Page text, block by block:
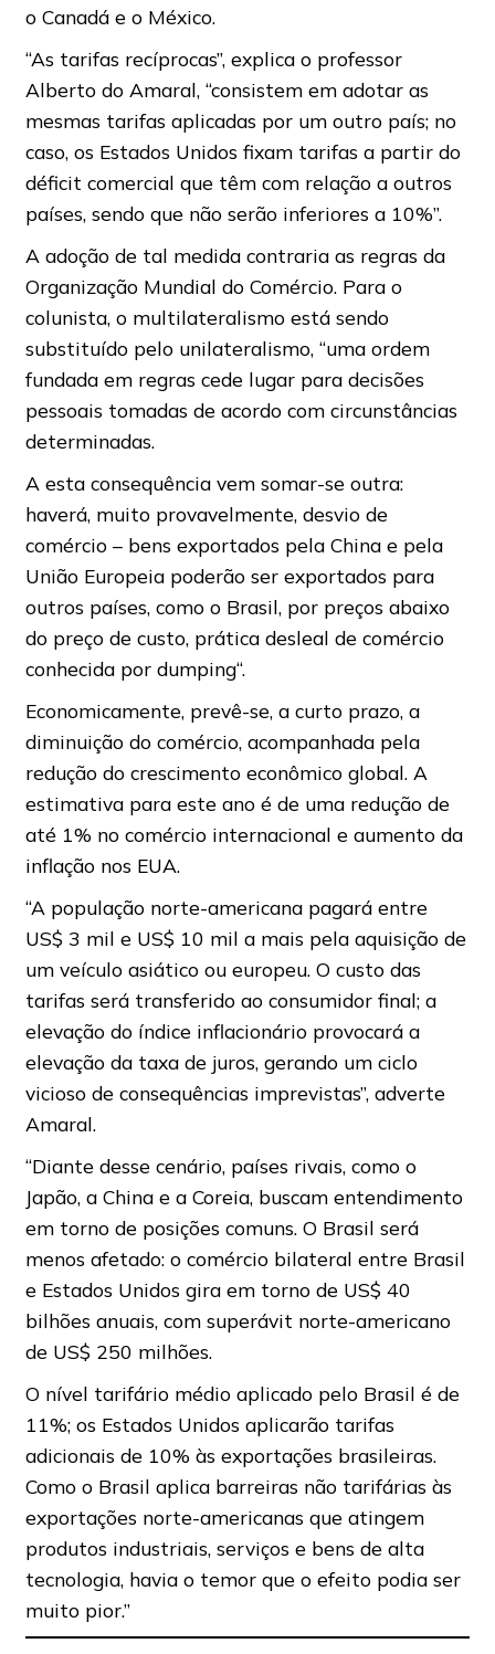
o Canadá e o México.
“As tarifas recíprocas”, explica o professor
Alberto do Amaral, “consistem em adotar as
mesmas tarifas aplicadas por um outro país; no
caso, os Estados Unidos fixam tarifas a partir do
déficit comercial que têm com relação a outros
países, sendo que não serão inferiores a 10%”.
A adoção de tal medida contraria as regras da
Organização Mundial do Comércio. Para o
colunista, o multilateralismo está sendo
substituído pelo unilateralismo, “uma ordem
fundada em regras cede lugar para decisões
pessoais tomadas de acordo com circunstâncias
determinadas.
A esta consequência vem somar-se outra:
haverá, muito provavelmente, desvio de
comércio – bens exportados pela China e pela
União Europeia poderão ser exportados para
outros países, como o Brasil, por preços abaixo
do preço de custo, prática desleal de comércio
conhecida por dumping“.
Economicamente, prevê-se, a curto prazo, a
diminuição do comércio, acompanhada pela
redução do crescimento econômico global. A
estimativa para este ano é de uma redução de
até 1% no comércio internacional e aumento da
inflação nos EUA.
“A população norte-americana pagará entre
US$ 3 mil e US$ 10 mil a mais pela aquisição de
um veículo asiático ou europeu. O custo das
tarifas será transferido ao consumidor final; a
elevação do índice inflacionário provocará a
elevação da taxa de juros, gerando um ciclo
vicioso de consequências imprevistas”, adverte
Amaral.
“Diante desse cenário, países rivais, como o
Japão, a China e a Coreia, buscam entendimento
em torno de posições comuns. O Brasil será
menos afetado: o comércio bilateral entre Brasil
e Estados Unidos gira em torno de US$ 40
bilhões anuais, com superávit norte-americano
de US$ 250 milhões.
O nível tarifário médio aplicado pelo Brasil é de
11%; os Estados Unidos aplicarão tarifas
adicionais de 10% às exportações brasileiras.
Como o Brasil aplica barreiras não tarifárias às
exportações norte-americanas que atingem
produtos industriais, serviços e bens de alta
tecnologia, havia o temor que o efeito podia ser
muito pior.”